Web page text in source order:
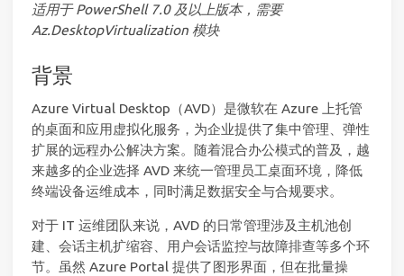
适用于 PowerShell 7.0 及以上版本，需要
Az.DesktopVirtualization 模块
背景
Azure Virtual Desktop（AVD）是微软在 Azure 上托管
的桌面和应用虚拟化服务，为企业提供了集中管理、弹性
扩展的远程办公解决方案。随着混合办公模式的普及，越
来越多的企业选择 AVD 来统一管理员工桌面环境，降低
终端设备运维成本，同时满足数据安全与合规要求。
对于 IT 运维团队来说，AVD 的日常管理涉及主机池创
建、会话主机扩缩容、用户会话监控与故障排查等多个环
节。虽然 Azure Portal 提供了图形界面，但在批量操